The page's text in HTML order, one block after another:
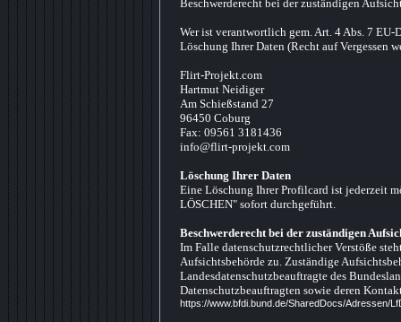
Beschwerderecht bei der zuständigen
Wer ist verantwortlich gem. Art. 4 Abs. 7
Löschung Ihrer Daten (Recht auf Vergessen
Flirt-Projekt.com
Hartmut Neidiger
Am Schießstand 27
96450 Coburg
Fax: 09561 3181436
info@flirt-projekt.com
Löschung Ihrer Daten
Eine Löschung Ihrer Profilcard ist jederzeit
LÖSCHEN" sofort durchgeführt.
Beschwerderecht bei der zuständigen
Im Falle datenschutzrechtlicher Verstöße
Aufsichtsbehörde zu. Zuständige
Landesdatenschutzbeauftragte des
Datenschutzbeauftragten sowie deren
https://www.bfdi.bund.de/SharedDocs/Adressen/